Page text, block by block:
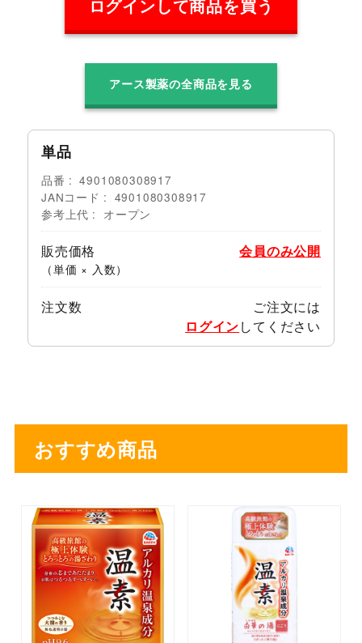
ログインして商品を買う
アース製薬の全商品を見る
単品
品番
4901080308917
JANコード
4901080308917
参考上代
オープン
販売価格
（単価 × 入数）
会員のみ公開
注文数
ご注文には
ログインしてください
おすすめ商品